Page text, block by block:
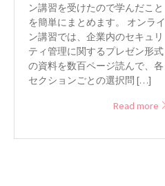
ン講習を受けたので学んだこと
を簡単にまとめます。 オンライ
ン講習では、企業内のセキュリ
ティ管理に関するプレゼン形式
の資料を数百ページ読んで、各
セクションごとの選択問 […]
Read more